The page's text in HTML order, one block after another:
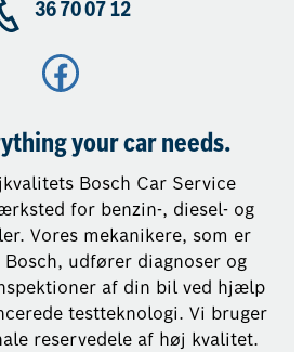
36 70 07 12
Facebook
your car needs.
Bosch Car Service
for benzin-, diesel- og
Vores mekanikere, som er
udfører diagnoser og
af din bil ved hjælp
testteknologi. Vi bruger
reservedele af høj kvalitet.